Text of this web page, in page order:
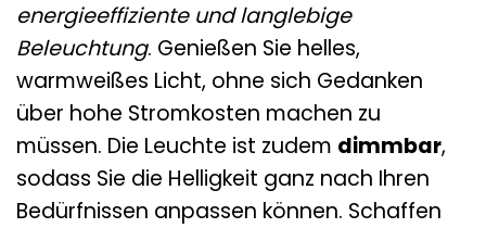
energieeffiziente und langlebige
Beleuchtung. Genießen Sie helles,
warmweißes Licht, ohne sich Gedanken
über hohe Stromkosten machen zu
müssen. Die Leuchte ist zudem dimmbar,
sodass Sie die Helligkeit ganz nach Ihren
Bedürfnissen anpassen können. Schaffen